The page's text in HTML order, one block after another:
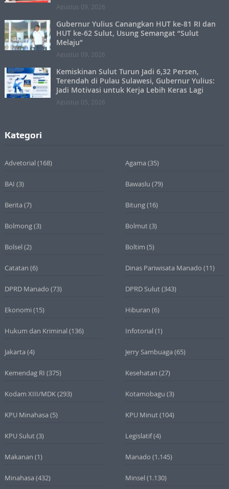
Agustus 09, 2026
Gubernur Yulius Canangkan HUT ke-81 RI dan
HUT ke-62 Sulut, Usung Semangat “Sulut
Melaju”
Agustus 09, 2026
Kemiskinan Sulut Turun Jadi 6,32 Persen,
Terendah di Pulau Sulawesi, Gubernur Yulius:
Jadi Motivasi untuk Kerja Lebih Keras Lagi
Agustus 05, 2026
Kategori
Advetorial (168) Agama (35)
BAI (3) Bawaslu (79)
Berita (7) Bitung(16)
Bolmong(3) Bolmut(3)
Bolsel (2) Boltim (5)
Catatan (6) Dinas Pariwisata Manado (11)
DPRD Manado (73) DPRD Sulut(343)
Ekonomi (15) Hiburan (6)
Hukum dan Kriminal (136) Infotorial (1)
Jakarta (4) Jerry Sambuaga (65)
Kemendag RI (375) Kesehatan (27)
Kodam XIII/MDK(293) Kotamobagu (3)
KPU Minahasa (5) KPU Minut(104)
KPU Sulut(3) Legislatif(4)
Makanan (1) Manado (1.145)
Minahasa (432) Minsel (1.130)